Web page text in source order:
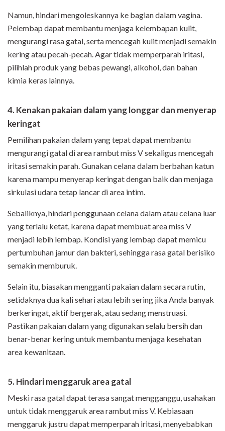
Namun, hindari mengoleskannya ke bagian dalam vagina.
Pelembap dapat membantu menjaga kelembapan kulit,
mengurangi rasa gatal, serta mencegah kulit menjadi semakin
kering atau pecah-pecah. Agar tidak memperparah iritasi,
pilihlah produk yang bebas pewangi, alkohol, dan bahan
kimia keras lainnya.
4. Kenakan pakaian dalam yang longgar dan menyerap
keringat
Pemilihan pakaian dalam yang tepat dapat membantu
mengurangi gatal di area rambut miss V sekaligus mencegah
iritasi semakin parah. Gunakan celana dalam berbahan katun
karena mampu menyerap keringat dengan baik dan menjaga
sirkulasi udara tetap lancar di area intim.
Sebaliknya, hindari penggunaan celana dalam atau celana luar
yang terlalu ketat, karena dapat membuat area miss V
menjadi lebih lembap. Kondisi yang lembap dapat memicu
pertumbuhan jamur dan bakteri, sehingga rasa gatal berisiko
semakin memburuk.
Selain itu, biasakan mengganti pakaian dalam secara rutin,
setidaknya dua kali sehari atau lebih sering jika Anda banyak
berkeringat, aktif bergerak, atau sedang menstruasi.
Pastikan pakaian dalam yang digunakan selalu bersih dan
benar-benar kering untuk membantu menjaga kesehatan
area kewanitaan.
5. Hindari menggaruk area gatal
Meski rasa gatal dapat terasa sangat mengganggu, usahakan
untuk tidak menggaruk area rambut miss V. Kebiasaan
menggaruk justru dapat memperparah iritasi, menyebabkan